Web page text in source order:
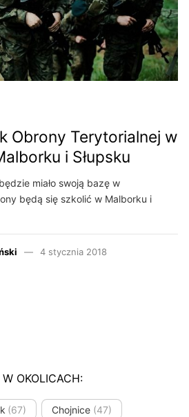
Obrony Terytorialnej w
i Słupsku
miało swoją bazę w
będą się szkolić w Malborku i
4 stycznia 2018
OKOLICACH:
(67) Chojnice (47)